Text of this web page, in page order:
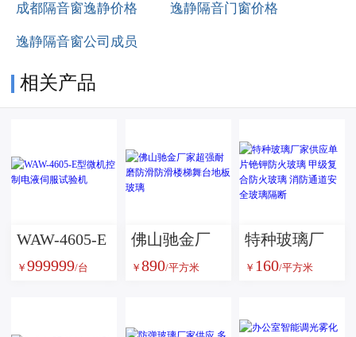
成都隔音窗逸静价格 逸静隔音门窗价格
逸静隔音窗公司成员
相关产品
WAW-4605-E
型微机控制
￥ 999999/台
佛山驰金厂
家超强耐磨
￥ 890/平方米
特种玻璃厂
家供应单片
璃 甲级复合
￥ 160/平方米